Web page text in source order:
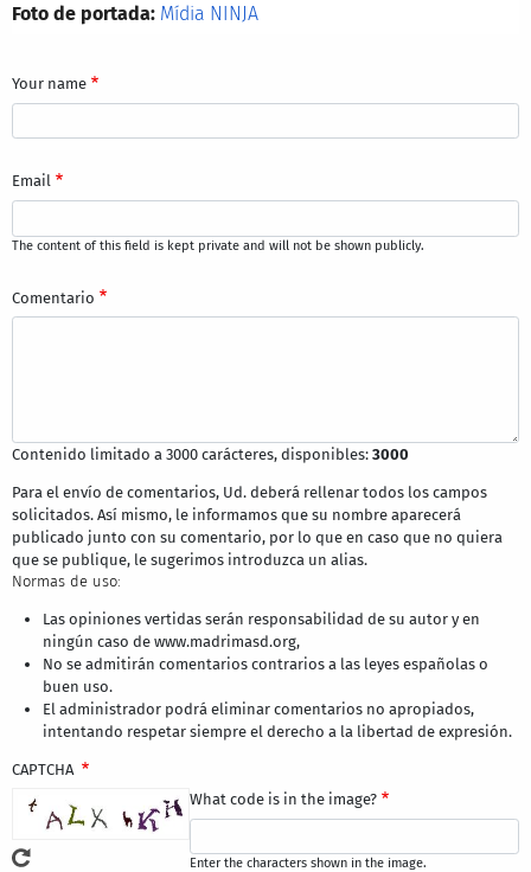
Foto de portada: Mídia NINJA
Your name
Email
The content of this field is kept private and will not be shown publicly.
Comentario
Contenido limitado a 3000 carácteres, disponibles: 3000
Para el envío de comentarios, Ud. deberá rellenar todos los campos
solicitados. Así mismo, le informamos que su nombre aparecerá
publicado junto con su comentario, por lo que en caso que no quiera
que se publique, le sugerimos introduzca un alias.
Normas de uso:
Las opiniones vertidas serán responsabilidad de su autor y en
ningún caso de www.madrimasd.org,
No se admitirán comentarios contrarios a las leyes españolas o
buen uso.
El administrador podrá eliminar comentarios no apropiados,
intentando respetar siempre el derecho a la libertad de expresión.
CAPTCHA
What code is in the image?
Enter the characters shown in the image.